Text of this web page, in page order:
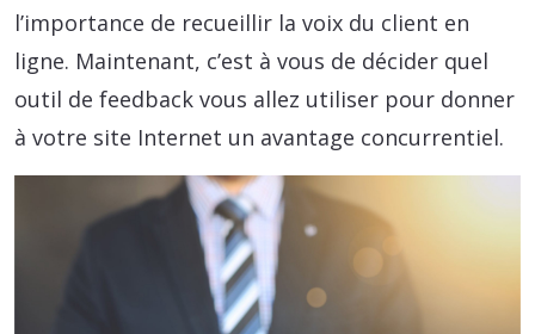
l’importance de recueillir la voix du client en
ligne. Maintenant, c’est à vous de décider quel
outil de feedback vous allez utiliser pour donner
à votre site Internet un avantage concurrentiel.